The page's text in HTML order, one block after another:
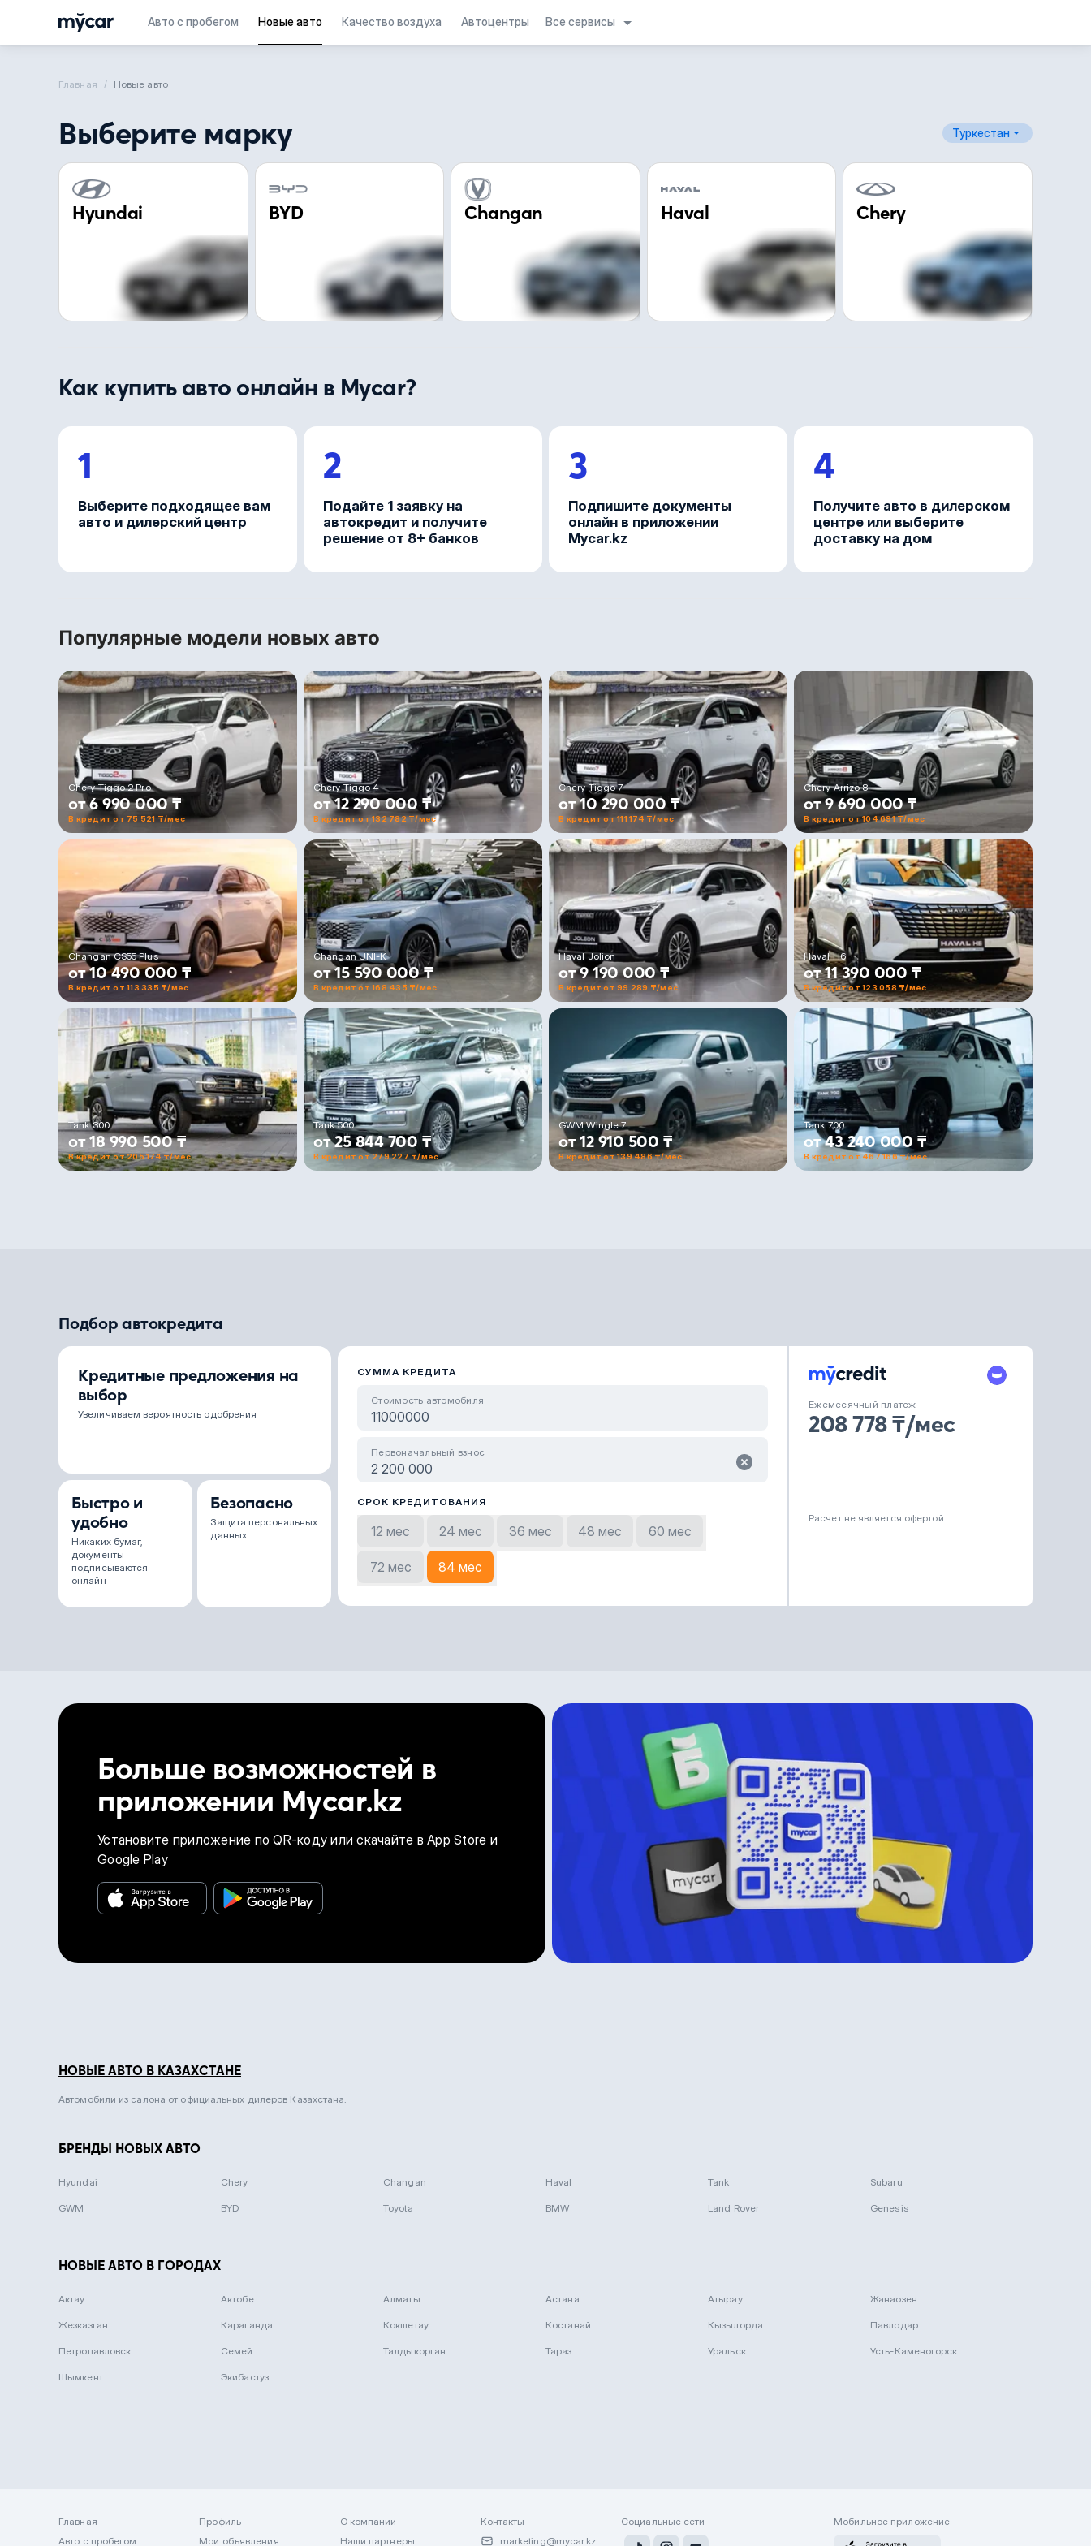
Авто с пробегом Новые авто Качество воздуха Автоцентры Все сервисы
Главная Новые aвто
Выберите марку Туркестан
Hyundai BYD Changan Haval Chery
Как купить авто онлайн в Mycar?
1
Выберите подходящее вам
авто и дилерский центр
2
Подайте 1 заявку на
автокредит и получите
решение от 8+ банков
3
Подпишите документы
онлайн в приложении
Mycar.kz
4
Получите авто в дилерском
центре или выберите
доставку на дом
Популярные модели новых авто
Chery Tiggo 2 Pro
от 6 990 000 ₸
В кредит от 75 521 ₸/мес
Chery Tiggo 4
от 12 290 000 ₸
В кредит от 132 782 ₸/мес
Chery Tiggo 7
от 10 290 000 ₸
В кредит от 111 174 ₸/мес
Chery Arrizo 8
от 9 690 000 ₸
В кредит от 104 691 ₸/мес
Changan CS55 Plus
от 10 490 000 ₸
В кредит от 113 335 ₸/мес
Changan UNI-K
от 15 590 000 ₸
В кредит от 168 435 ₸/мес
Haval Jolion
от 9 190 000 ₸
В кредит от 99 289 ₸/мес
Haval H6
от 11 390 000 ₸
В кредит от 123 058 ₸/мес
Tank 300
от 18 990 500 ₸
В кредит от 205 174 ₸/мес
Tank 500
от 25 844 700 ₸
В кредит от 279 227 ₸/мес
GWM Wingle 7
от 12 910 500 ₸
В кредит от 139 486 ₸/мес
Tank 700
от 43 240 000 ₸
В кредит от 467 166 ₸/мес
Подбор автокредита
Кредитные предложения на
выбор
Увеличиваем вероятность одобрения
Быстро и
удобно
Никаких бумаг,
документы
подписываются
онлайн
Безопасно
Защита персональных
данных
СУММА КРЕДИТА
Стоимость автомобиля
Первоначальный взнос
СРОК КРЕДИТОВАНИЯ
12 мес 24 мес 36 мес 48 мес 60 мес
72 мес 84 мес
Ежемесячный платеж
208 778 ₸/мес
Расчет не является офертой
Больше возможностей в
приложении Mycar.kz
Установите приложение по QR-коду или скачайте в App Store и
Google Play
НОВЫЕ АВТО В КАЗАХСТАНЕ
Автомобили из салона от официальных дилеров Казахстана.
БРЕНДЫ НОВЫХ АВТО
Hyundai Chery Changan Haval Tank Subaru
GWM BYD Toyota BMW Land Rover Genesis
НОВЫЕ АВТО В ГОРОДАХ
Актау Актобе Алматы Астана Атырау Жанаозен
Жезказган Караганда Кокшетау Костанай Кызылорда Павлодар
Петропавловск Семей Талдыкорган Тараз Уральск Усть-Каменогорск
Шымкент Экибастуз
Главная
Авто с пробегом
Профиль
Мои объявления
О компании
Наши партнеры
Контакты
marketing@mycar.kz
Социальные сети Мобильное приложение